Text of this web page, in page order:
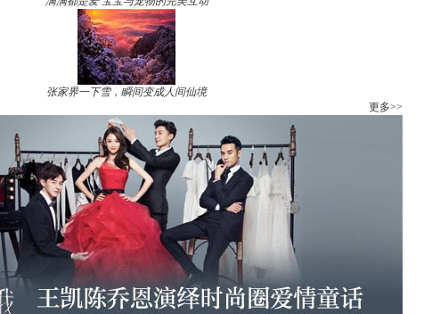
张家界一下雪，瞬间变成人间仙境
更多>>